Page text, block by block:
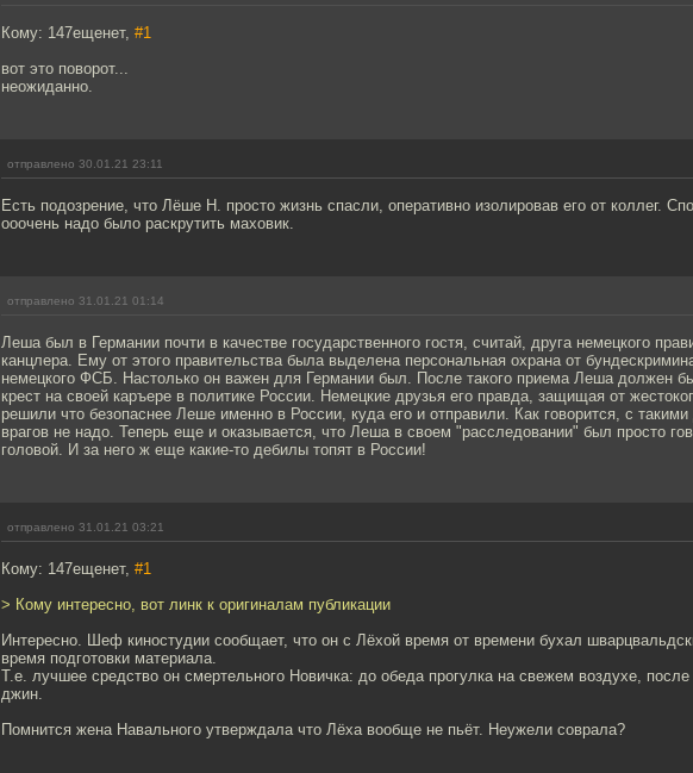
Кому: 147ещенет, #1
вот это поворот...
неожиданно.
отправлено 30.01.21 23:11
Есть подозрение, что Лёше Н. просто жизнь спасли, оперативно изолировав его от коллег.
ооочень надо было раскрутить маховик.
отправлено 31.01.21 01:14
Леша был в Германии почти в качестве государственного гостя, считай, друга немецкого
канцлера. Ему от этого правительства была выделена персональная охрана от
немецкого ФСБ. Настолько он важен для Германии был. После такого приема Леша должен
крест на своей каръере в политике России. Немецкие друзья его правда, защищая от
решили что безопаснее Леше именно в России, куда его и отправили. Как говорится, с
врагов не надо. Теперь еще и оказывается, что Леша в своем "расследовании" был просто
головой. И за него ж еще какие-то дебилы топят в России!
отправлено 31.01.21 03:21
Кому: 147ещенет, #1
> Кому интересно, вот линк к оригиналам публикации
Интересно. Шеф киностудии сообщает, что он с Лёхой время от времени бухал
время подготовки материала.
Т.е. лучшее средство он смертельного Новичка: до обеда прогулка на свежем воздухе, после
джин.
Помнится жена Навального утверждала что Лёха вообще не пьёт. Неужели соврала?